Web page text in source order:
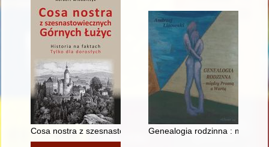
Cosa nostra z szesnastowiecznych Górnych Łużyc : historia
Genealogia rodzinna : między